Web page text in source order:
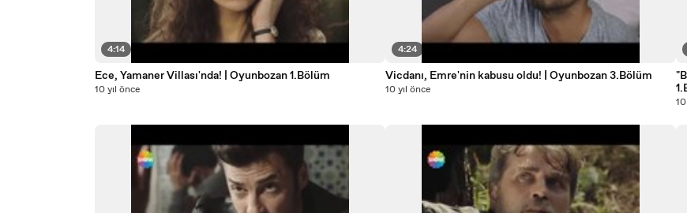
4:14
Ece, Yamaner Villası'nda! | Oyunbozan 1.Bölüm
10 yıl önce
4:24
Vicdanı, Emre'nin kabusu oldu! | Oyunbozan 3.Bölüm
10 yıl önce